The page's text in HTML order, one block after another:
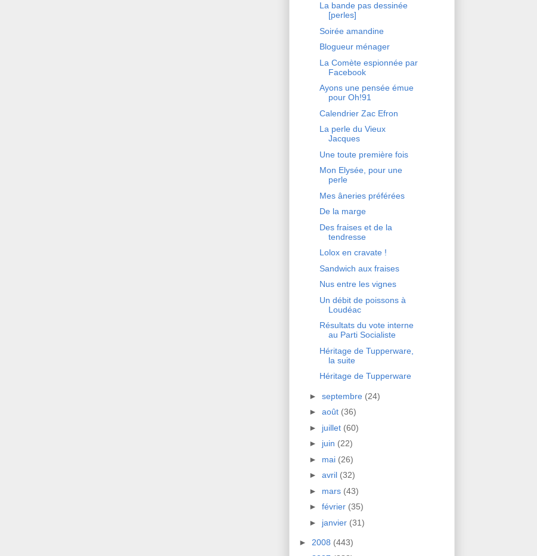
La bande pas dessinée
[perles]
Soirée amandine
Blogueur ménager
La Comète espionnée par
Facebook
Ayons une pensée émue
pour Oh!91
Calendrier Zac Efron
La perle du Vieux
Jacques
Une toute première fois
Mon Elysée, pour une
perle
Mes âneries préférées
De la marge
Des fraises et de la
tendresse
Lolox en cravate !
Sandwich aux fraises
Nus entre les vignes
Un débit de poissons à
Loudéac
Résultats du vote interne
au Parti Socialiste
Héritage de Tupperware,
la suite
Héritage de Tupperware
► septembre (24)
► août (36)
► juillet (60)
► juin (22)
► mai (26)
► avril (32)
► mars (43)
► février (35)
► janvier (31)
► 2008 (443)